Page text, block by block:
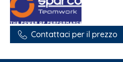
Contattaci per il prezzo